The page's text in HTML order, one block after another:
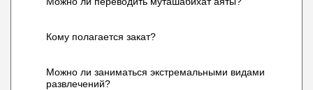
Кому полагается закат?
Можно ли заниматься экстремальными видами
развлечений?